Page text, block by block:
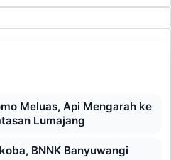
Meluas, Api Mengarah ke
Lumajang
BNNK Banyuwangi